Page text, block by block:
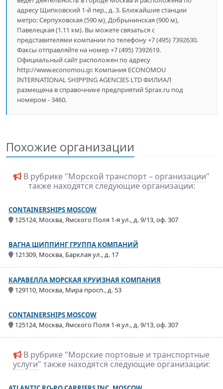
адресу Щипковский 1-й пер., д. 3. Ближайшие станции
метро: Серпуховская (590 м), Добрынинская (900 м),
Павелецкая (1.11 км). Вы можете связаться с
представителями компании по телефону +7 (495) 7392630.
Факсы отправляйте на номер +7 (495) 7392619.
Официальный сайт расположен по адресу
http://www.economou.gr. Компания ECONOMOU
INTERNATIONAL SHIPPING AGENCIES LTD ФИЛИАЛ
размещена в справочнике предприятий Sprax.ru под
номером - 3460.
Похожие организации
В рубрике "Морской транспорт – организации"
также находятся следующие организации:
CONTAINERSHIPS MOSCOW
125124, Москва, Ямского Поля 1-я ул., д. 9/13, оф. 307
ВАГНА ШИППИНГ ГРУППА КОМПАНИЙ
121309, Москва, Барклая ул., д. 17
КАРАВЕЛЛА МОРСКАЯ КРУИЗНАЯ КОМПАНИЯ
129110, Москва, Мира просп., д. 53
CONTAINERSHIPS MOSCOW
125124, Москва, Ямского Поля 1-я ул., д. 9/13, оф. 307
В рубрике "Морские портовые и транспортные
услуги" также находятся следующие организации: